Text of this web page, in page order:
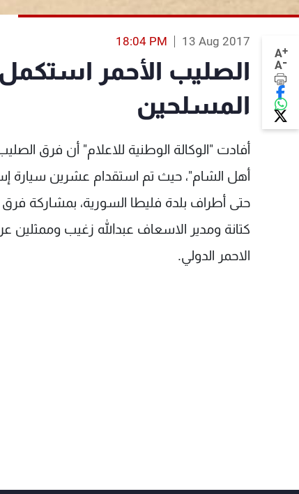
A+
A-
13 Aug 2017
18:04 PM
الصليب الأحمر
المسلحين
أهل الشام"، حيث تم استقدام عشرين سيارة
حتى أطراف بلدة فليطا السورية، بمشاركة
كتانة ومدير الاسعاف عبدالله زغيب
الاحمر الدولي.